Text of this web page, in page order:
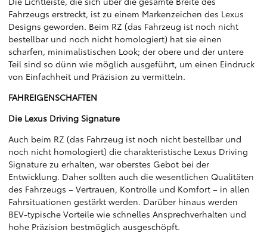
Fahrzeugs erstreckt, ist zu einem Markenzeichen des Lexus
Designs geworden. Beim RZ (das Fahrzeug ist noch nicht
bestellbar und noch nicht homologiert) hat sie einen
scharfen, minimalistischen Look; der obere und der untere
Teil sind so dünn wie möglich ausgeführt, um einen Eindruck
von Einfachheit und Präzision zu vermitteln.
FAHREIGENSCHAFTEN
Die Lexus Driving Signature
Auch beim RZ (das Fahrzeug ist noch nicht bestellbar und
noch nicht homologiert) die charakteristische Lexus Driving
Signature zu erhalten, war oberstes Gebot bei der
Entwicklung. Daher sollten auch die wesentlichen Qualitäten
des Fahrzeugs – Vertrauen, Kontrolle und Komfort – in allen
Fahrsituationen gestärkt werden. Darüber hinaus werden
BEV-typische Vorteile wie schnelles Ansprechverhalten und
hohe Präzision bestmöglich ausgeschöpft.